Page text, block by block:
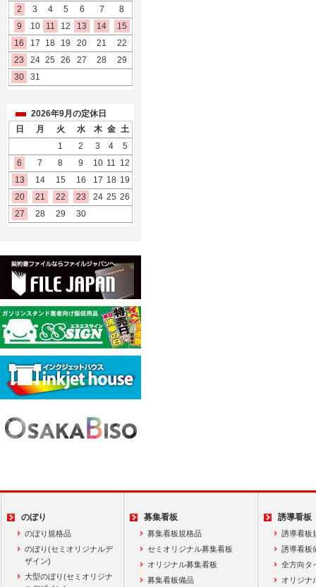
2
3 4 5 6 7
8
9
10 11 12 13 14
15
16
17 18 19 20 21
22
23
24 25 26 27 28
29
30
31
2026年9月の定休日
日
月 火 水 木 金 土
1
2 3 4
5
6
7 8 9 10 11 12
13
14 15 16 17 18 19
20
21 22 23 24 25 26
27
28 29 30
のぼり
のぼり規格品
のぼり(セミオリジナルデ
ザイン)
大型のぼり(セミオリジナ
募集看板
募集看板規格品
セミオリジナル募集看板
オリジナル募集看板
募集看板備品
誘導看板
誘導看板
誘導看板
全方向タ
オリジナ